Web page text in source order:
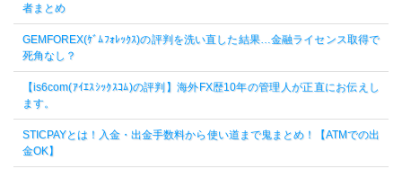
者まとめ
GEMFOREX(ｹﾞﾑﾌｫﾚｯｸｽ)の評判を洗い直した結果…金融ライセンス取得で
死角なし？
【is6com(ｱｲｴｽｼｯｸｽｺﾑ)の評判】海外FX歴10年の管理人が正直にお伝えし
ます。
STICPAYとは！入金・出金手数料から使い道まで鬼まとめ！【ATMでの出
金OK】